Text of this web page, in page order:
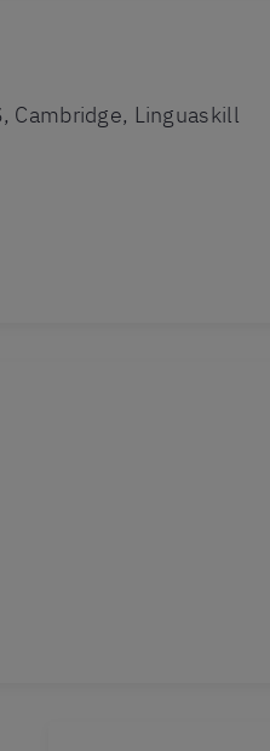
Cambridge, Linguaskill